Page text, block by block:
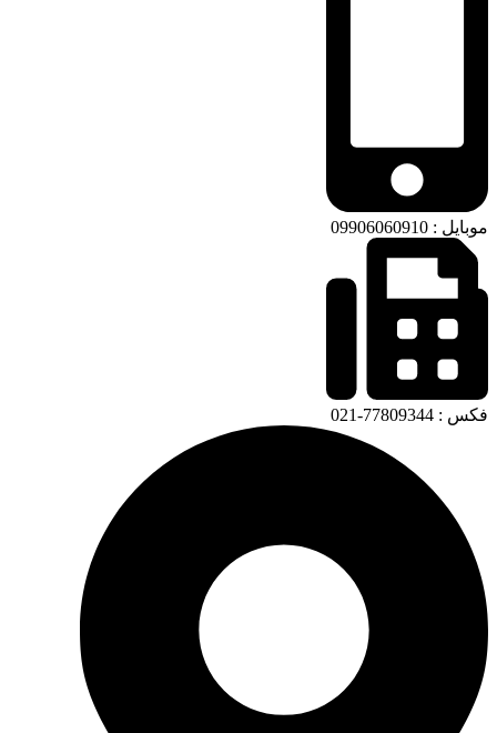
موبایل : 09906060910
فکس : 77809344-021